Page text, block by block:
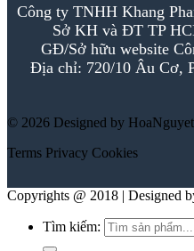
Công ty TNHH Khang
Sở KH và ĐT TP
GĐ/Sở hữu website
Địa chỉ: 720/10 Âu Cơ,
© 2026 Designed by
Terms Privacy Cookies
Copyrights @ 2018 | Designed
Tìm kiếm: